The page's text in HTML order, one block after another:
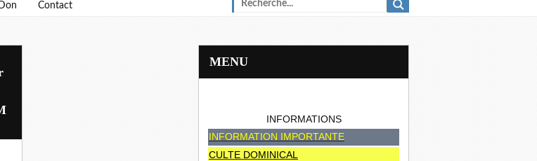
Contact
MENU
INFORMATIONS
INFORMATION IMPORTANTE
CULTE DOMINICAL